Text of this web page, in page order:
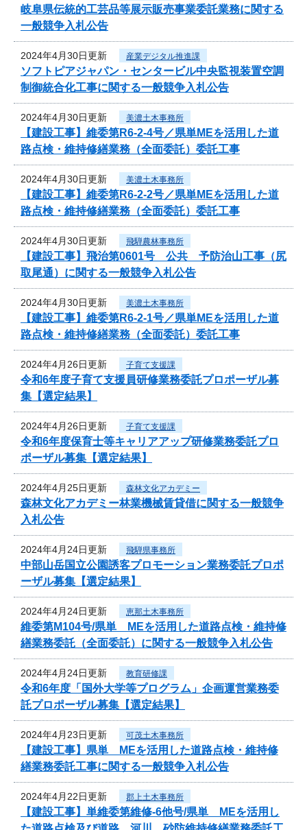
岐阜県伝統的工芸品等展示販売事業委託業務に関する
一般競争入札公告
2024年4月30日更新 産業デジタル推進課
ソフトピアジャパン・センタービル中央監視装置空調
制御統合化工事に関する一般競争入札公告
2024年4月30日更新 美濃土木事務所
【建設工事】維委第R6-2-4号／県単MEを活用した道
路点検・維持修繕業務（全面委託）委託工事
2024年4月30日更新 美濃土木事務所
【建設工事】維委第R6-2-2号／県単MEを活用した道
路点検・維持修繕業務（全面委託）委託工事
2024年4月30日更新 飛騨農林事務所
【建設工事】飛治第0601号 公共 予防治山工事（尻
取尾通）に関する一般競争入札公告
2024年4月30日更新 美濃土木事務所
【建設工事】維委第R6-2-1号／県単MEを活用した道
路点検・維持修繕業務（全面委託）委託工事
2024年4月26日更新 子育て支援課
令和6年度子育て支援員研修業務委託プロポーザル募
集【選定結果】
2024年4月26日更新 子育て支援課
令和6年度保育士等キャリアアップ研修業務委託プロ
ポーザル募集【選定結果】
2024年4月25日更新 森林文化アカデミー
森林文化アカデミー林業機械賃貸借に関する一般競争
入札公告
2024年4月24日更新 飛騨県事務所
中部山岳国立公園誘客プロモーション業務委託プロポ
ーザル募集【選定結果】
2024年4月24日更新 恵那土木事務所
維委第M104号/県単 MEを活用した道路点検・維持修
繕業務委託（全面委託）に関する一般競争入札公告
2024年4月24日更新 教育研修課
令和6年度「国外大学等プログラム」企画運営業務委
託プロポーザル募集【選定結果】
2024年4月23日更新 可茂土木事務所
【建設工事】県単 MEを活用した道路点検・維持修
繕業務委託工事に関する一般競争入札公告
2024年4月22日更新 郡上土木事務所
【建設工事】単維委第維修‐6他号/県単 MEを活用し